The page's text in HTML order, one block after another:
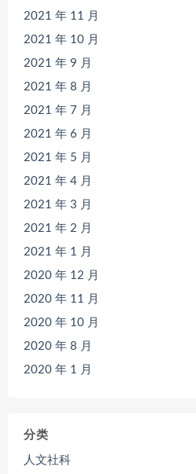
2021 年 11 月
2021 年 10 月
2021 年 9 月
2021 年 8 月
2021 年 7 月
2021 年 6 月
2021 年 5 月
2021 年 4 月
2021 年 3 月
2021 年 2 月
2021 年 1 月
2020 年 12 月
2020 年 11 月
2020 年 10 月
2020 年 8 月
2020 年 1 月
分类
人文社科